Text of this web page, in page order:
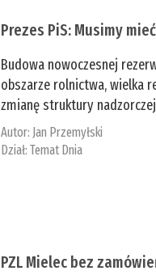
Prezes PiS: Musimy
Budowa nowoczesnej
obszarze rolnictwa, wielka
zmianę struktury
Autor: Jan Przemyłski
Dział:Temat Dnia
PZL Mielec bez